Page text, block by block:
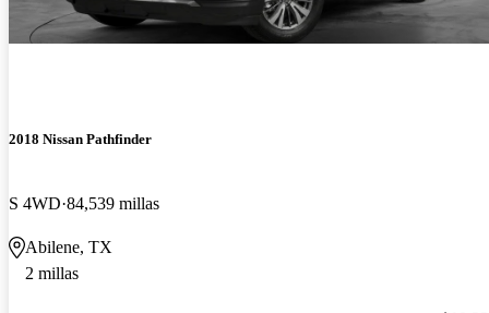
2018 Nissan Pathfinder
S 4WD 84,539 millas
Abilene, TX
2 millas